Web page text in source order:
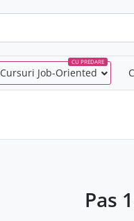
Cursuri Job-Oriented –
CU PREDARE
Pas